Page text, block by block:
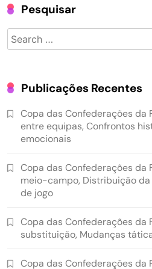
Pesquisar
Search
for:
Publicações Recentes
Copa das Confederações da
entre equipas, Confrontos
emocionais
Copa das Confederações da
meio-campo, Distribuição
de jogo
Copa das Confederações da
substituição, Mudanças
Copa das Confederações da